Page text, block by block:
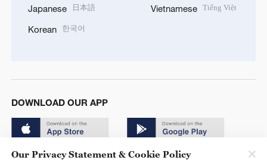
Japanese 日本語
Korean 한국어
Vietnamese Tiếng Việt
DOWNLOAD OUR APP
Our Privacy Statement & Cookie Policy